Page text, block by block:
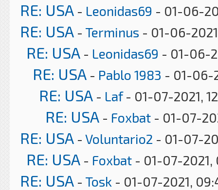
RE: USA - Leonidas69 - 01-06-
RE: USA - Terminus - 01-06-
RE: USA - Leonidas69 - 01-06-
RE: USA - Pablo 1983 - 01-06-
RE: USA - Laf- 01-07-2021,
RE: USA - Foxbat - 01-07-
RE: USA - Voluntario2 - 01-07-
RE: USA - Foxbat - 01-07-2021,
RE: USA - Tosk - 01-07-2021,